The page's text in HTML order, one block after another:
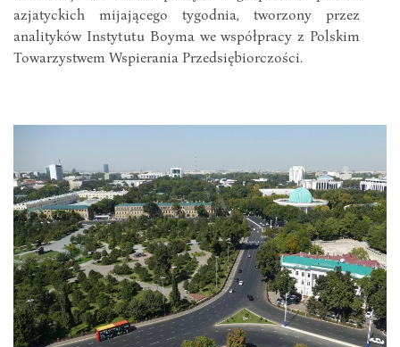
azjatyckich mijającego tygodnia, tworzony przez
analityków Instytutu Boyma we współpracy z Polskim
Towarzystwem Wspierania Przedsiębiorczości.